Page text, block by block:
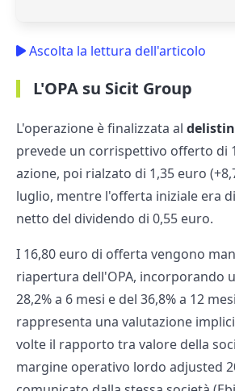
Ascolta la lettura dell'articolo
L'OPA su Sicit Group
L'operazione è finalizzata al
prevede un corrispettivo offerto di
azione, poi rialzato di 1,35 euro
luglio, mentre l'offerta iniziale era
netto del dividendo di 0,55 euro.
I 16,80 euro di offerta vengono
riapertura dell'OPA, incorporando
28,2% a 6 mesi e del 36,8% a 12
rappresenta una valutazione
volte il rapporto tra valore della
margine operativo lordo adjusted